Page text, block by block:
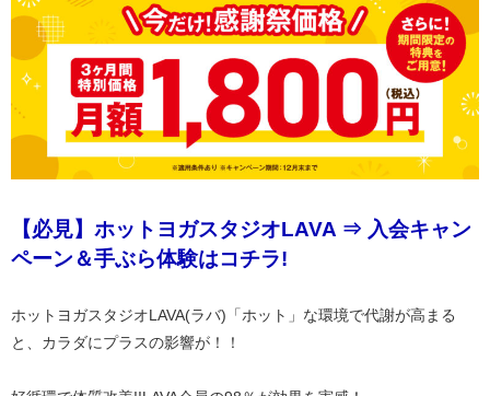
【必見】ホットヨガスタジオLAVA ⇒ 入会キャン
ペーン＆手ぶら体験はコチラ!
ホットヨガスタジオLAVA(ラバ)「ホット」な環境で代謝が高まる
と、カラダにプラスの影響が！！